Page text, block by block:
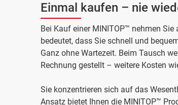
Einmal kaufen – nie
Bei Kauf einer MINITOP™ nehmen
bedeutet, dass Sie schnell und
Ganz ohne Wartezeit. Beim Tausch
Rechnung gestellt – weitere Kosten
Sie konzentrieren sich auf das
Ansatz bietet Ihnen die MINITOP™